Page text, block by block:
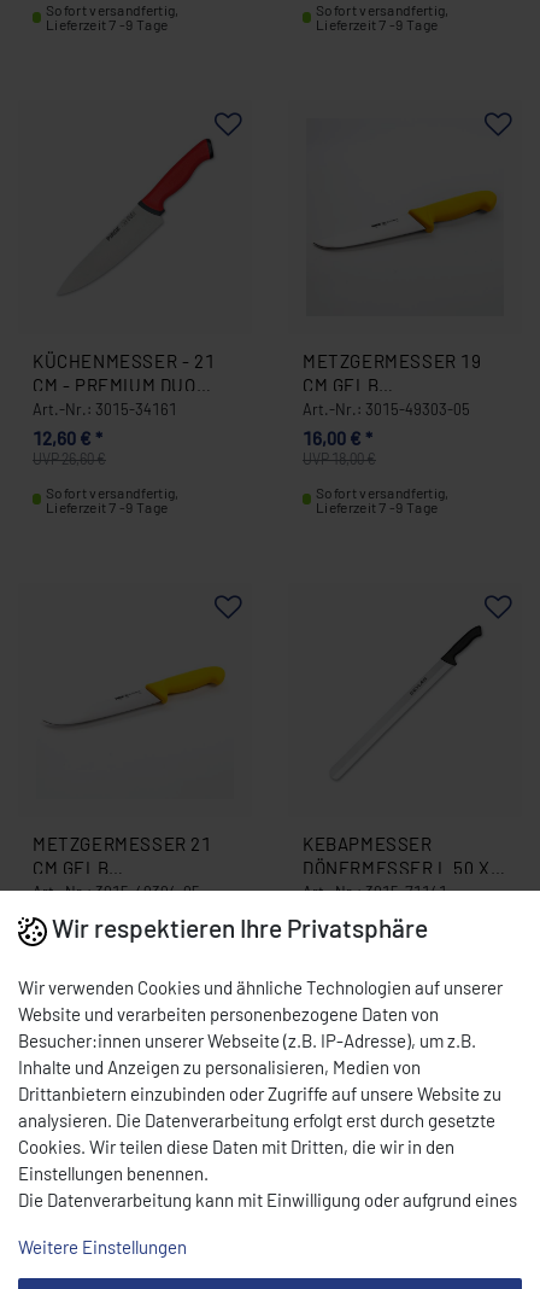
Sofort versandfertig,
Lieferzeit 7 -9 Tage
Sofort versandfertig,
Lieferzeit 7 -9 Tage
KÜCHENMESSER - 21
CM - PREMIUM DUO
3015-34161
Art.-Nr.: 3015-34161
UVP 26,60 €
12,60 € *
Sofort versandfertig,
Lieferzeit 7 -9 Tage
METZGERMESSER 19
CM GELB
SCHLACHTERMESSER
MADE IN GERMANY
PIRGE 3015-49303-05
Art.-Nr.: 3015-49303-05
UVP 18,00 €
16,00 € *
Sofort versandfertig,
Lieferzeit 7 -9 Tage
METZGERMESSER 21
CM GELB
SCHLACHTERMESSER
MADE IN GERMANY
PIRGE 3015-49304-05
Art.-Nr.: 3015-49304-05
UVP 20,00 €
17,00 € *
Lieferzeit 7 -9 Tage
KEBAPMESSER
DÖNERMESSER L 50 X 4
CM SCHWARZ 3015-
71141
Art.-Nr.: 3015-71141
UVP 30,00 €
23,00 € *
Lieferzeit 7 -9 Tage
Wir respektieren Ihre Privatsphäre
Wir verwenden Cookies und ähnliche Technologien auf unserer
Website und verarbeiten personenbezogene Daten von
Besucher:innen unserer Webseite (z.B. IP-Adresse), um z.B.
Inhalte und Anzeigen zu personalisieren, Medien von
Drittanbietern einzubinden oder Zugriffe auf unsere Website zu
analysieren. Die Datenverarbeitung erfolgt erst durch gesetzte
Cookies. Wir teilen diese Daten mit Dritten, die wir in den
Einstellungen benennen.
Die Datenverarbeitung kann mit Einwilligung oder aufgrund eines
oder abgelehnt werden. Es besteht das Recht, nicht einzuwilligen
und die Einwilligung zu einem späteren Zeitpunkt zu ändern oder
Weitere Einstellungen